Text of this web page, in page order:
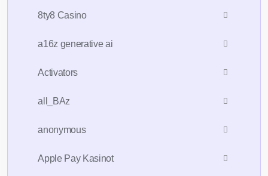
8ty8 Casino
a16z generative ai
Activators
all_BAz
anonymous
Apple Pay Kasinot